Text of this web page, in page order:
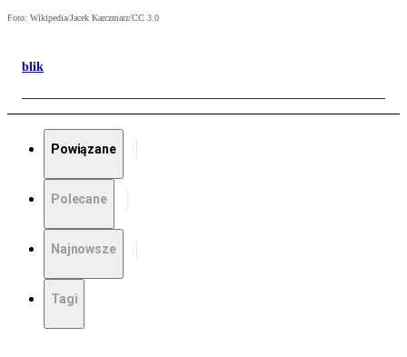
Foto: Wikipedia/Jacek Karczmarz/CC 3.0
blik
Powiązane
Polecane
Najnowsze
Tagi